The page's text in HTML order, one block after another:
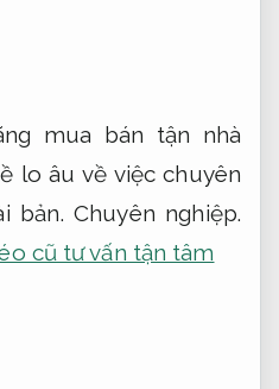
mua bán tận nhà
lo âu về việc chuyên
bản. Chuyên nghiệp.
cũ tư vấn tận tâm